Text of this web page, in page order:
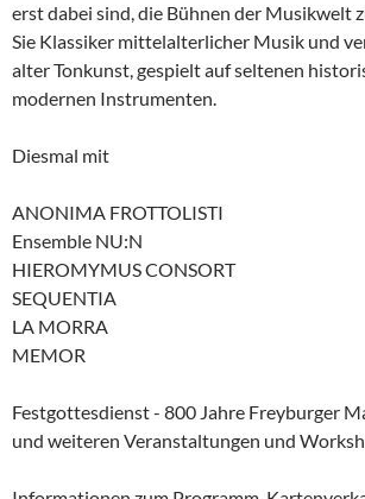
erst dabei sind, die Bühnen der Musikwelt
Sie Klassiker mittelalterlicher Musik und
alter Tonkunst, gespielt auf seltenen
modernen Instrumenten.
Diesmal mit
ANONIMA FROTTOLISTI
Ensemble NU:N
HIEROMYMUS CONSORT
SEQUENTIA
LA MORRA
MEMOR
Festgottesdienst - 800 Jahre Freyburger
und weiteren Veranstaltungen und